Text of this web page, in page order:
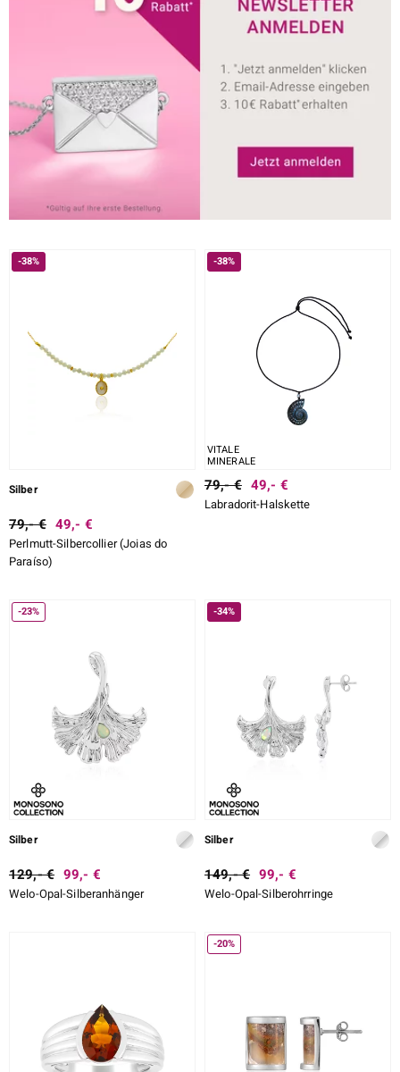
-38%
Silber
79,- € 49,- €
Perlmutt-Silbercollier (Joias do
Paraíso)
-38%
VITALE
MINERALE
79,- € 49,- €
Labradorit-Halskette
-23%
Silber
129,- € 99,- €
Welo-Opal-Silberanhänger
-34%
Silber
149,- € 99,- €
Welo-Opal-Silberohrringe
-20%